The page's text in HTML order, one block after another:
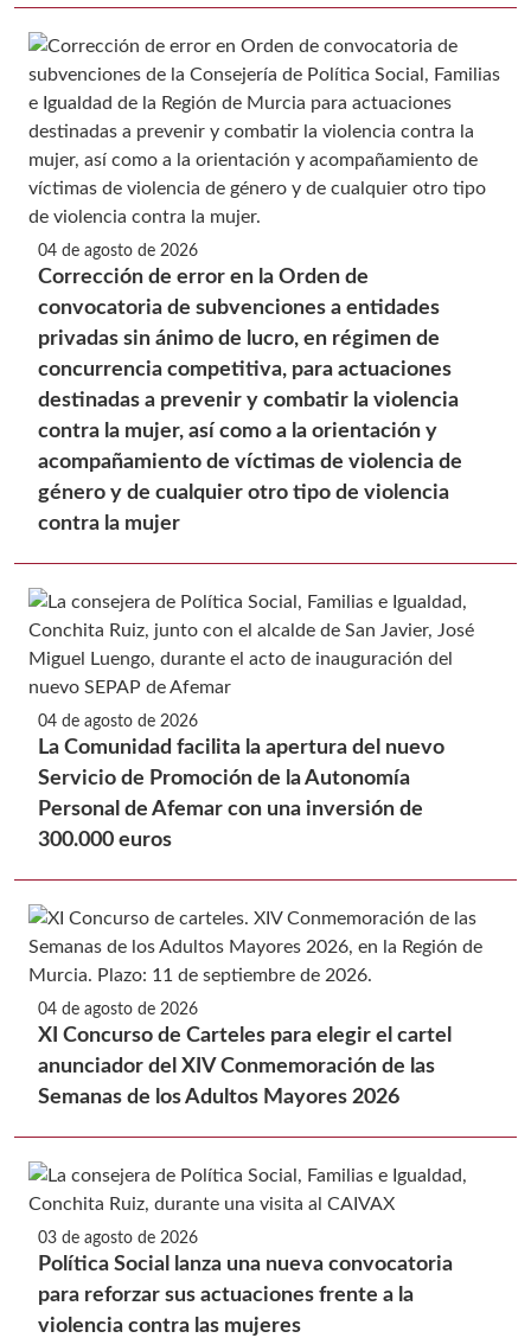
04 de agosto de 2026
Corrección de error en la Orden de
convocatoria de subvenciones a entidades
privadas sin ánimo de lucro, en régimen de
concurrencia competitiva, para actuaciones
destinadas a prevenir y combatir la violencia
contra la mujer, así como a la orientación y
acompañamiento de víctimas de violencia de
género y de cualquier otro tipo de violencia
contra la mujer
04 de agosto de 2026
La Comunidad facilita la apertura del nuevo
Servicio de Promoción de la Autonomía
Personal de Afemar con una inversión de
300.000 euros
04 de agosto de 2026
XI Concurso de Carteles para elegir el cartel
anunciador del XIV Conmemoración de las
Semanas de los Adultos Mayores 2026
03 de agosto de 2026
Política Social lanza una nueva convocatoria
para reforzar sus actuaciones frente a la
violencia contra las mujeres